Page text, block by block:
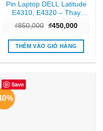
Pin Laptop DELL Latitude
E4310, E4320 – Thay
Nhanh Tại Cửa Hàng
TPHCM
₫850,000 Giá
là:
₫850,000.
₫450,000Giá
tại
THÊM VÀO GIỎ HÀNG
Save